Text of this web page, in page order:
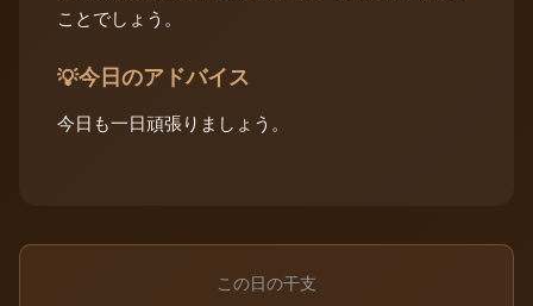
ことでしょう。
💡今日のアドバイス
今日も一日頑張りましょう。
この日の干支